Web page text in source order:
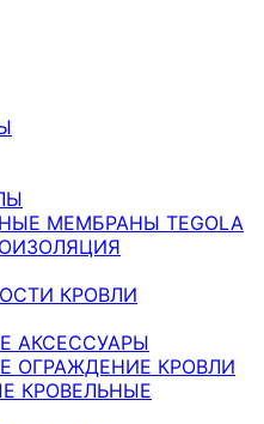
МЕМБРАНЫ TEGOLA
КРОВЛИ
АКСЕССУАРЫ
ОГРАЖДЕНИЕ КРОВЛИ
КРОВЕЛЬНЫЕ